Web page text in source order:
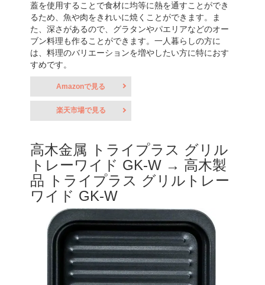
蓋を使用することで食材に均等に熱を通すことができ
るため、魚や肉をきれいに焼くことができます。ま
た、深さがあるので、グラタンやパエリアなどのオー
ブン料理も作ることができます。一人暮らしの方に
は、料理のバリエーションを増やしたい方に特におす
すめです。
Amazonで見る
楽天市場で見る
高木金属 トライプラス グリル
トレーワイド GK-W → 高木製
品 トライプラス グリルトレー
ワイド GK-W